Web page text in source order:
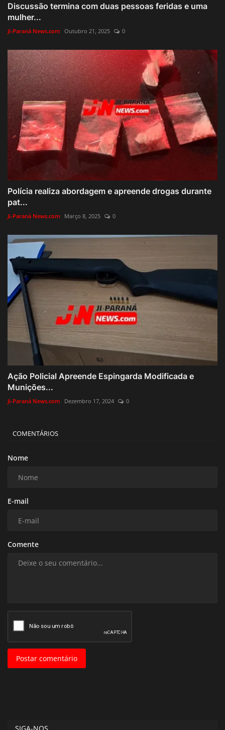
Discussão termina com duas pessoas feridas e uma
mulher...
Ji-Paraná News.com Outubro 21, 2025 0
Polícia realiza abordagem e apreende drogas durante
pat...
Ji-Paraná News.com Março 8, 2025 0
Ação Policial Apreende Espingarda Modificada e
Munições...
Ji-Paraná News.com Dezembro 17, 2024 0
COMENTÁRIOS
Nome
E-mail
Comente
Postar comentário